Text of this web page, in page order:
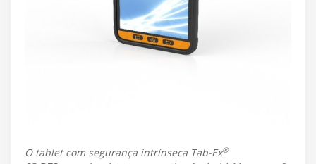
O tablet com segurança intrínseca Tab-Ex®